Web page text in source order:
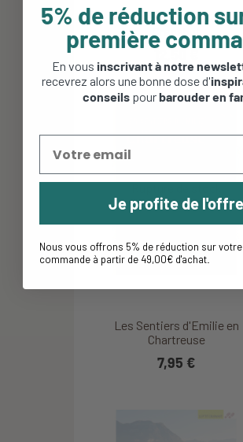
Dans le Var (2ed) - Le P'tit
Les Sentiers d'Emilie en
Chartreuse
7,95 €
5% de réduction
première
En vous inscrivant à notre
recevrez alors une bonne dose d'
conseils pourbarouder en
Je profite de l'offre
Nous vous offrons 5% de réduction sur
commande à partir de 49,00€ d'achat.